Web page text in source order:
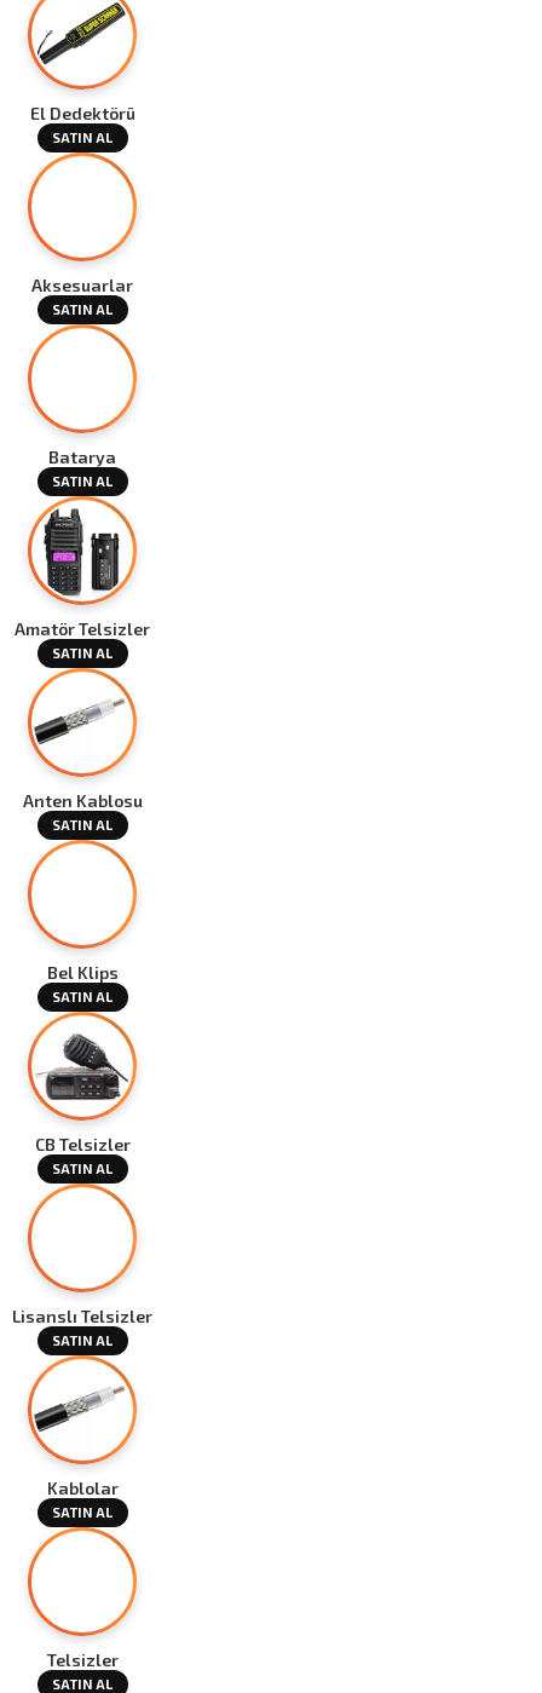
El Dedektörü
SATIN AL
Aksesuarlar
SATIN AL
Batarya
SATIN AL
Amatör Telsizler
SATIN AL
Anten Kablosu
SATIN AL
Bel Klips
SATIN AL
CB Telsizler
SATIN AL
Lisanslı Telsizler
SATIN AL
Kablolar
SATIN AL
Telsizler
SATIN AL